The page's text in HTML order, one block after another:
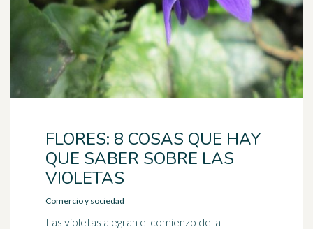
FLORES: 8 COSAS QUE HAY
QUE SABER SOBRE LAS
VIOLETAS
Comercio y sociedad
Las violetas alegran el comienzo de la